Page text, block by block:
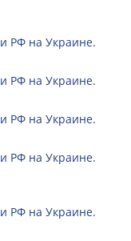
РФ на Украине.
РФ на Украине.
РФ на Украине.
РФ на Украине.
РФ на Украине.